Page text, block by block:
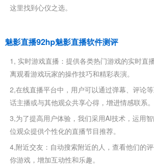
这里找到心仪之选。
魅影直播92hp魅影直播软件测评
1, 实时游戏直播：提供各类热门游戏的实时直
离观看游戏玩家的操作技巧和精彩表演。
2,在线直播平台中，用户可以通过弹幕、评论
话主播或与其他观众共享心得，增进情感联系。
3,为了提高用户体验，我们采用AI技术，运用
位观众提供个性化的直播节目推荐。
4,附近交友：自动搜索附近的人，查看他们的
你游戏，增加互动性和乐趣。